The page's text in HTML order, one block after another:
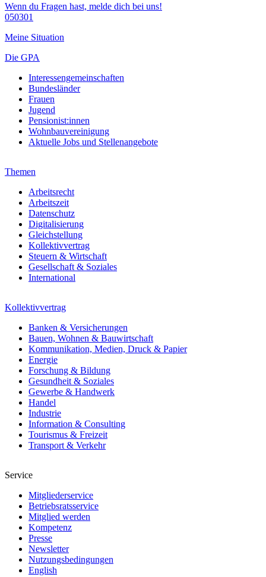
Wenn du Fragen hast, melde dich bei uns!
050301
Meine Situation
Die GPA
Interessengemeinschaften
Bundesländer
Frauen
Jugend
Pensionist:innen
Wohnbauvereinigung
Aktuelle Jobs und Stellenangebote
Themen
Arbeitsrecht
Arbeitszeit
Datenschutz
Digitalisierung
Gleichstellung
Kollektivvertrag
Steuern & Wirtschaft
Gesellschaft & Soziales
International
Kollektivvertrag
Banken & Versicherungen
Bauen, Wohnen & Bauwirtschaft
Kommunikation, Medien, Druck & Papier
Energie
Forschung & Bildung
Gesundheit & Soziales
Gewerbe & Handwerk
Handel
Industrie
Information & Consulting
Tourismus & Freizeit
Transport & Verkehr
Service
Mitgliederservice
Betriebsratsservice
Mitglied werden
Kompetenz
Presse
Newsletter
Nutzungsbedingungen
English